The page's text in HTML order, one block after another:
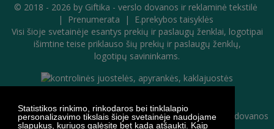
Statistikos rinkimo, rinkodaros bei tinklalapio
personalizavimo tikslais šioje svetainėje naudojame
slapukus, kuriuos galėsite bet kada atšaukti. Kaip
© 2018 - 2026 by Giftika - verslo dovanos ir reklaminė tekstilė
|
Prenumerata |
E.prekybos taisyklės
Visi šioje svetainėje esantys prekių ir paslaugų ženklai, logotipai
išimtine teise priklauso šių prekių ir paslaugų ženklų,
logotipų savininkams.